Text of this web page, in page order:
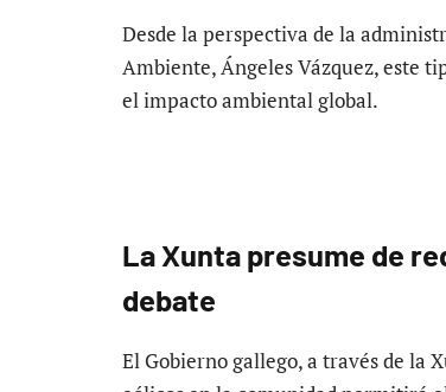
Desde la perspectiva de la
Ambiente, Ángeles Vázquez, este
el impacto ambiental global.
La Xunta presume de
debate
El Gobierno gallego, a través de la